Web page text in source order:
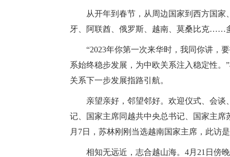
从开年到春节，从周边国家到西方国
牙、阿联酋、俄罗斯、越南、莫桑比克……
“2023年你第一次来华时，我同你讲，
系始终稳步发展，为中欧关系注入稳定性
关系下一步发展指路引航。
亲望亲好，邻望邻好。欢迎仪式、会
记、国家主席同越共中央总书记、国家主
月7日，苏林刚刚当选越南国家主席，此访
相知无远近，志合越山海。4月21日傍